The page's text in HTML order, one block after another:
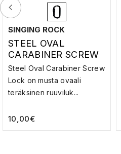
SINGING ROCK
STEEL OVAL
CARABINER SCREW
LOCK – TERÄS
SULKURENGAS
Steel Oval Carabiner Screw
Lock on musta ovaali
teräksinen ruuviluk...
10,00€